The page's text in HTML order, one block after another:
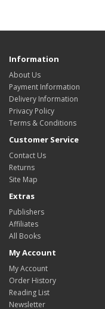
Information
About Us
Payment Information
Delivery Information
Privacy Policy
Terms & Conditions
Customer Service
Contact Us
Returns
Site Map
Extras
Publishers
Affiliates
All Books
My Account
My Account
Order History
Reading List
Newsletter